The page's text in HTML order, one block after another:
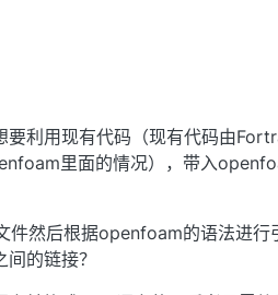
要利用现有代码（现有代码由
里面的情况），带入
件然后根据openfoam的语法进行
的链接？